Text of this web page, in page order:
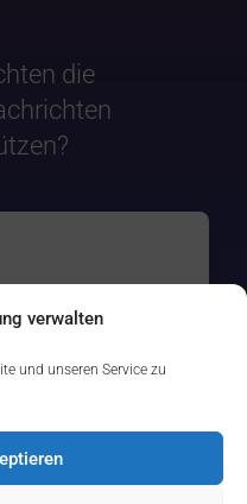
verwalten
und unseren Service zu
die